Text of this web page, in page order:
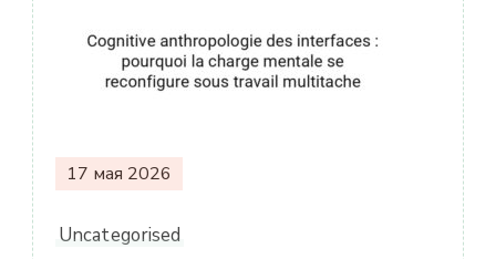
по
записям
17 мая 2026
Uncategorised